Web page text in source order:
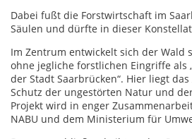
Dabei fußt die Forstwirtschaft im
Säulen und dürfte in dieser
Im Zentrum entwickelt sich der Wald
ohne jegliche forstlichen Eingriffe als
der Stadt Saarbrücken“. Hier liegt
Schutz der ungestörten Natur und
Projekt wird in enger
NABU und dem Ministerium für